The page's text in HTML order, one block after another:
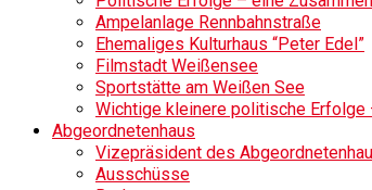
Ampelanlage Rennbahnstraße
Ehemaliges Kulturhaus “Peter Edel”
Filmstadt Weißensee
Sportstätte am Weißen See
Wichtige kleinere politische Erfolge
Abgeordnetenhaus
Vizepräsident des
Ausschüsse